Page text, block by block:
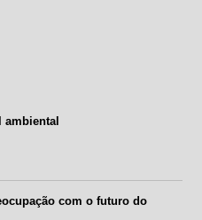
ambiental
com o futuro do